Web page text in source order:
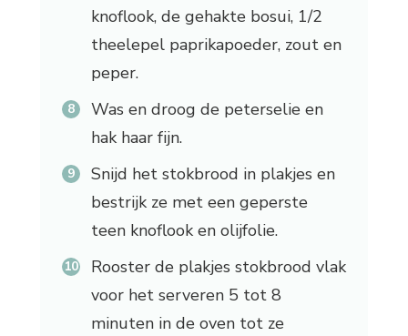
knoflook, de gehakte bosui, 1/2
theelepel paprikapoeder, zout en
peper.
Was en droog de peterselie en
hak haar fijn.
Snijd het stokbrood in plakjes en
bestrijk ze met een geperste
teen knoflook en olijfolie.
Rooster de plakjes stokbrood vlak
voor het serveren 5 tot 8
minuten in de oven tot ze